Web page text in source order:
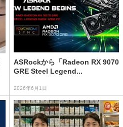
ASRockから「Radeon RX 9070
GRE Steel Legend...
2026年6月1日